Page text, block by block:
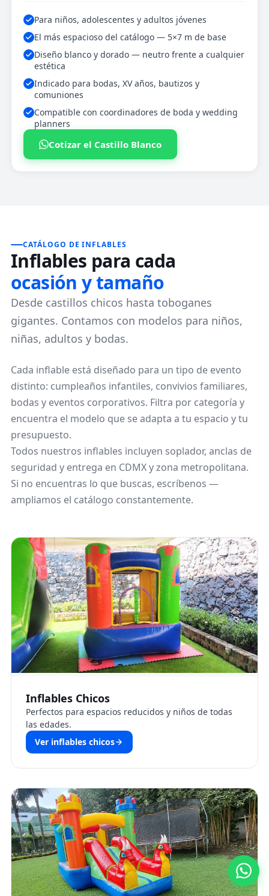
Para niños, adolescentes y adultos jóvenes
El más espacioso del catálogo — 5×7 m de base
Diseño blanco y dorado — neutro frente a cualquier
estética
Indicado para bodas, XV años, bautizos y
comuniones
Compatible con coordinadores de boda y wedding
planners
Cotizar el Castillo Blanco
CATÁLOGO DE INFLABLES
Inflables para cada
ocasión y tamaño
Desde castillos chicos hasta toboganes
gigantes. Contamos con modelos para niños,
niñas, adultos y bodas.
Cada inflable está diseñado para un tipo de evento
distinto: cumpleaños infantiles, convivios familiares,
bodas y eventos corporativos. Filtra por categoría y
encuentra el modelo que se adapta a tu espacio y tu
presupuesto.
Todos nuestros inflables incluyen soplador, anclas de
seguridad y entrega en CDMX y zona metropolitana.
Si no encuentras lo que buscas, escríbenos —
ampliamos el catálogo constantemente.
Inflables Chicos
Perfectos para espacios reducidos y niños de todas
las edades.
Ver inflables chicos